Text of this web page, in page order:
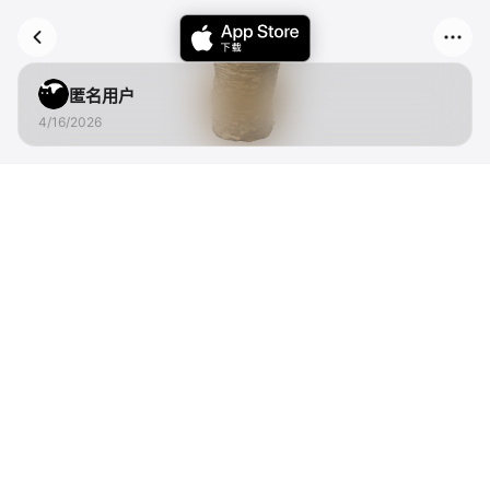
匿名用户
4/16/2026